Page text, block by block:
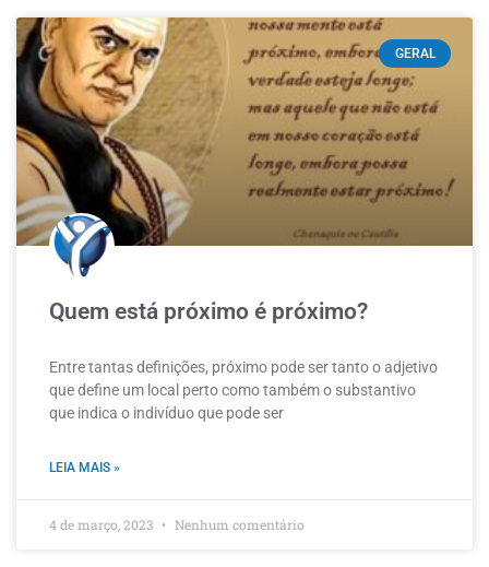
GERAL
Quem está próximo é próximo?
Entre tantas definições, próximo pode ser tanto o adjetivo
que define um local perto como também o substantivo
que indica o indivíduo que pode ser
LEIA MAIS »
4 de março, 2023 Nenhum comentário